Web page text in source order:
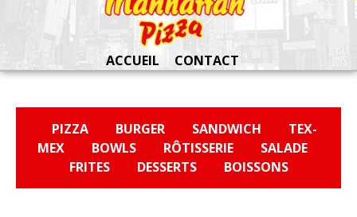
ACCUEIL CONTACT
PIZZA BURGER SANDWICH
TEX-
MEX
BOWLS RÔTISSERIE
SALADE
FRITES
DESSERTS BOISSONS